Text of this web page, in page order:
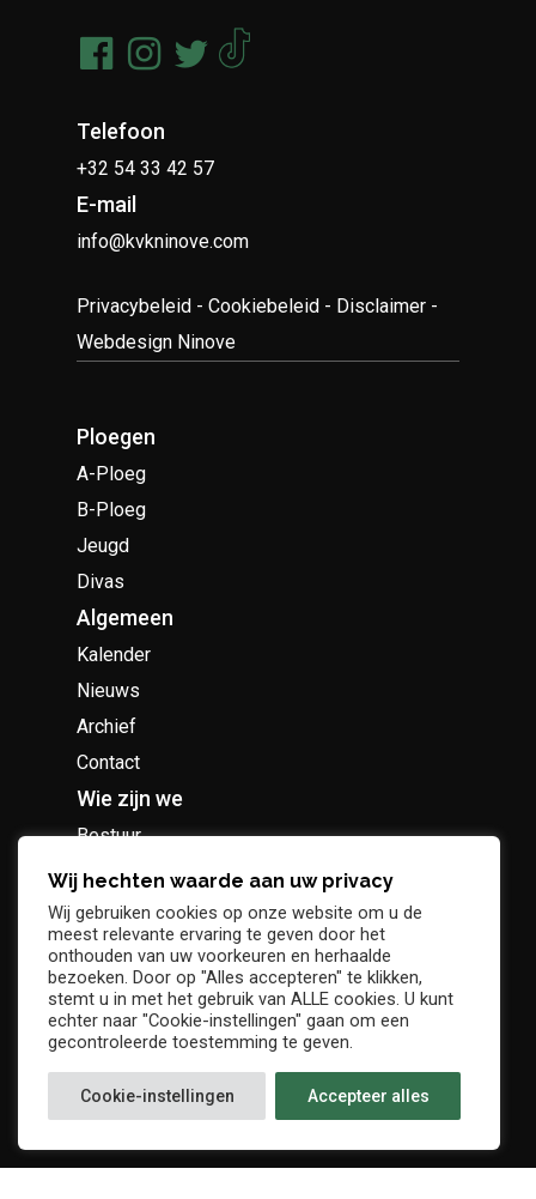
Telefoon
+32 54 33 42 57
E-mail
info@kvkninove.com
Privacybeleid -Cookiebeleid - Disclaimer -
Webdesign Ninove
Ploegen
A-Ploeg
B-Ploeg
Jeugd
Divas
Algemeen
Kalender
Nieuws
Archief
Contact
Wie zijn we
Bestuur
Geschiedenis
Supportersclub
Socio Business Club
Wij hechten waarde aan uw privacy
Wij gebruiken cookies op onze website om u de
meest relevante ervaring te geven door het
onthouden van uw voorkeuren en herhaalde
bezoeken. Door op "Alles accepteren" te klikken,
stemt u in met het gebruik van ALLE cookies. U kunt
echter naar "Cookie-instellingen" gaan om een
gecontroleerde toestemming te geven.
Cookie-instellingen Accepteer alles